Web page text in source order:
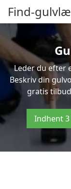
Find-
Leder du efter
Beskriv din
gratis
Indhent